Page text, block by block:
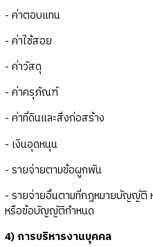
- ค่าตอบแทน
- ค่าใช้สอย
- ค่าวัสดุ
- ค่าครุภัณฑ์
- ค่าที่ดินและสิ่งก่อสร้าง
- เงินอุดหนุน
- รายจ่ายตามข้อผูกพัน
- รายจ่ายอื่นตามที่กฎหมายบัญญัติ
หรือข้อบัญญัติกำหนด
4) การบริหารงานบุคคล